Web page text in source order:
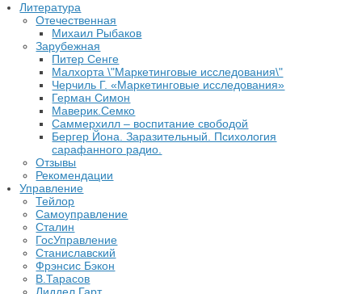
Литература
Отечественная
Михаил Рыбаков
Зарубежная
Питер Сенге
Малхорта \"Маркетинговые исследования\"
Черчиль Г. «Маркетинговые исследования»
Герман Симон
Маверик.Семко
Саммерхилл – воспитание свободой
Бергер Йона. Заразительный. Психология
сарафанного радио.
Отзывы
Рекомендации
Управление
Тейлор
Самоуправление
Сталин
ГосУправление
Станиславский
Фрэнсис Бэкон
В.Тарасов